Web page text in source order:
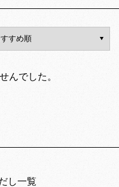
んでした。
し一覧